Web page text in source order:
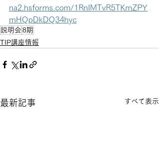
na2.hsforms.com/1RnIMTvR5TKmZPY
mHQpDkDQ34hyc
説明会8期
TIP講座情報
最新記事 すべて表示